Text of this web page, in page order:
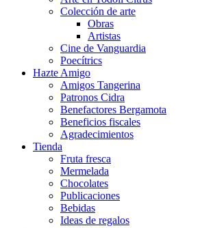
Colección de arte
Obras
Artistas
Cine de Vanguardia
Poecítrics
Hazte Amigo
Amigos Tangerina
Patronos Cidra
Benefactores Bergamota
Beneficios fiscales
Agradecimientos
Tienda
Fruta fresca
Mermelada
Chocolates
Publicaciones
Bebidas
Ideas de regalos